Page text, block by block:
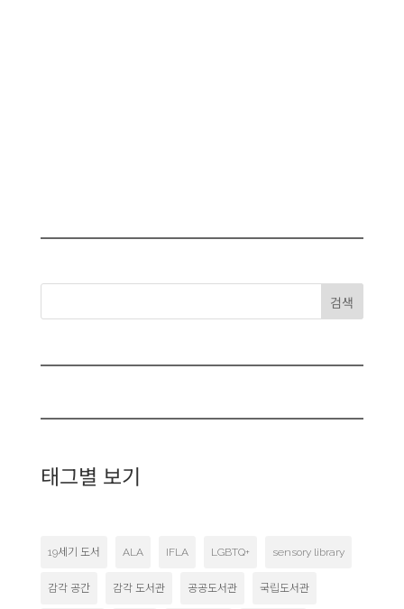
검색
태그별 보기
19세기 도서 ALA IFLA LGBTQ+ sensory library
감각 공간 감각 도서관 공공도서관 국립도서관